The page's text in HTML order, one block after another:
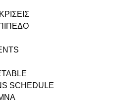
SCHEDULE